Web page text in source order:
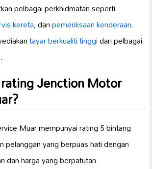
pelbagai perkhidmatan seperti
kereta, danpemeriksaan kenderaan.
tayar berkualiti tinggidari pelbagai
Jenction Motor
Muar mempunyai rating 5 bintang
pelanggan yang berpuas hati dengan
dan harga yang berpatutan.